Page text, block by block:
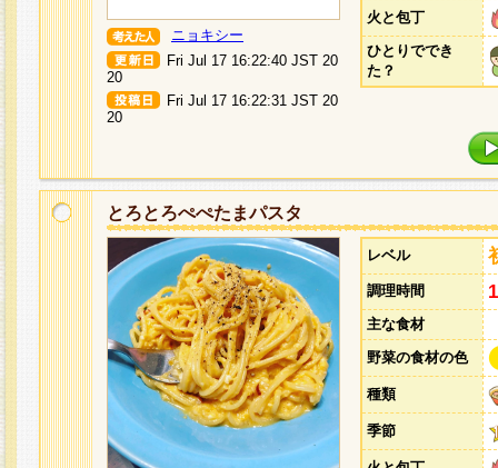
ニョキシー
Fri Jul 17 16:22:40 JST 20
20
Fri Jul 17 16:22:31 JST 20
20
火と包丁
ひとりででき
た？
とろとろぺぺたまパスタ
レベル
調理時間
主な食材
野菜の食材の色
種類
季節